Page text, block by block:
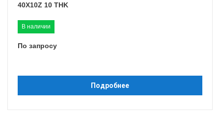
40X10Z 10 THK
В наличии
По запросу
Подробнее